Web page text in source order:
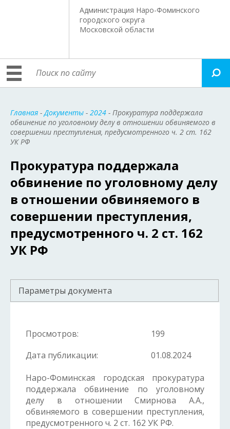
Администрация Наро-Фоминского
городского округа
Московской области
Главная -Документы - 2024 - Прокуратура поддержала
обвинение по уголовному делу в отношении обвиняемого в
совершении преступления, предусмотренного ч. 2 ст. 162
УК РФ
Прокуратура поддержала
обвинение по уголовному делу
в отношении обвиняемого в
совершении преступления,
предусмотренного ч. 2 ст. 162
УК РФ
Параметры документа
Просмотров:
199
Дата публикации:
01.08.2024
Наро-Фоминская городская прокуратура
поддержала обвинение по уголовному
делу в отношении Смирнова А.А.,
обвиняемого в совершении преступления,
предусмотренного ч. 2 ст. 162 УК РФ.